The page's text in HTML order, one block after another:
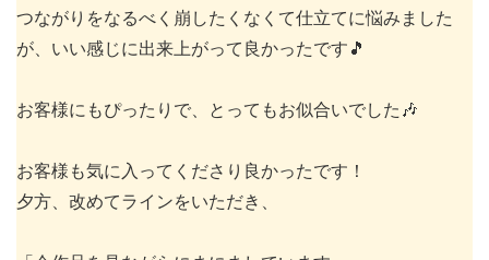
つながりをなるべく崩したくなくて仕立てに悩みました
が、いい感じに出来上がって良かったです🎵
お客様にもぴったりで、とってもお似合いでした🎶
お客様も気に入ってくださり良かったです！
夕方、改めてラインをいただき、